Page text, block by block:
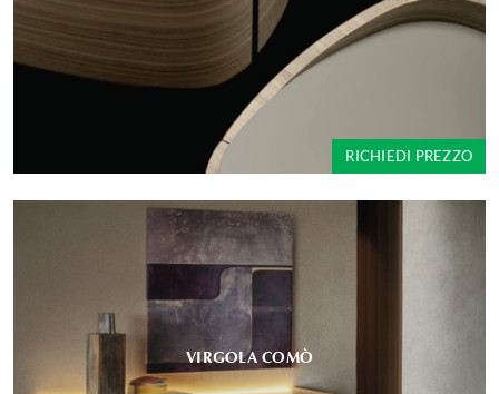
RICHIEDI PREZZO
VIRGOLA COMÒ